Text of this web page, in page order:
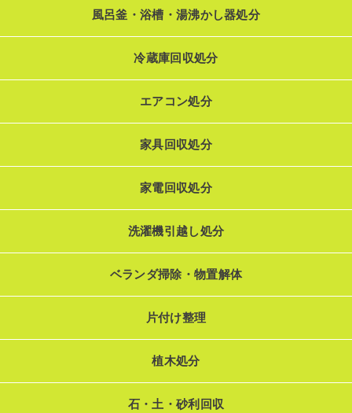
風呂釜・浴槽・湯沸かし器処分
冷蔵庫回収処分
エアコン処分
家具回収処分
家電回収処分
洗濯機引越し処分
ベランダ掃除・物置解体
片付け整理
植木処分
石・土・砂利回収